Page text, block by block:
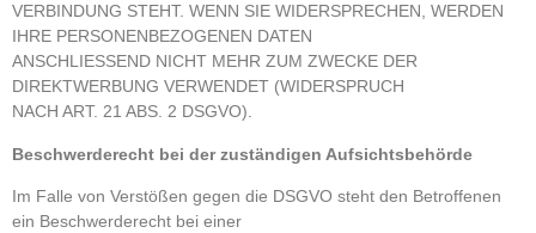
VERBINDUNG STEHT. WENN SIE WIDERSPRECHEN, WERDEN
IHRE PERSONENBEZOGENEN DATEN
ANSCHLIESSEND NICHT MEHR ZUM ZWECKE DER
DIREKTWERBUNG VERWENDET (WIDERSPRUCH
NACH ART. 21 ABS. 2 DSGVO).
Beschwerderecht bei der zuständigen Aufsichtsbehörde
Im Falle von Verstößen gegen die DSGVO steht den Betroffenen
ein Beschwerderecht bei einer